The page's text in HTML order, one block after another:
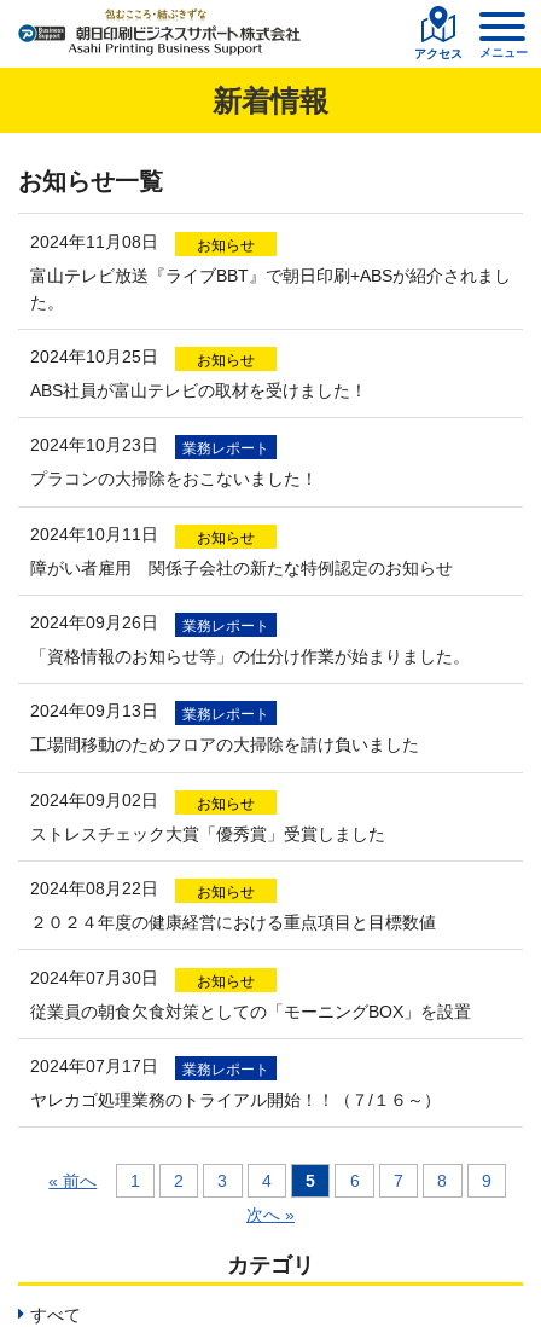
アクセス メニュー
新着情報
お知らせ一覧
2024年11月08日 お知らせ
富山テレビ放送『ライブBBT』で朝日印刷+ABSが紹介されまし
た。
2024年10月25日 お知らせ
ABS社員が富山テレビの取材を受けました！
2024年10月23日 業務レポート
プラコンの大掃除をおこないました！
2024年10月11日 お知らせ
障がい者雇用 関係子会社の新たな特例認定のお知らせ
2024年09月26日 業務レポート
「資格情報のお知らせ等」の仕分け作業が始まりました。
2024年09月13日 業務レポート
工場間移動のためフロアの大掃除を請け負いました
2024年09月02日 お知らせ
ストレスチェック大賞「優秀賞」受賞しました
2024年08月22日 お知らせ
２０２４年度の健康経営における重点項目と目標数値
2024年07月30日 お知らせ
従業員の朝食欠食対策としての「モーニングBOX」を設置
2024年07月17日 業務レポート
ヤレカゴ処理業務のトライアル開始！！（７/１６～）
« 前へ 1 2 3 4 5 6 7 8
9
次へ »
カテゴリ
すべて